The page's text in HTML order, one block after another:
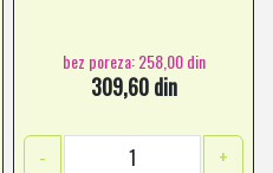
bez poreza: 258,00 din
309,60 din
-
+